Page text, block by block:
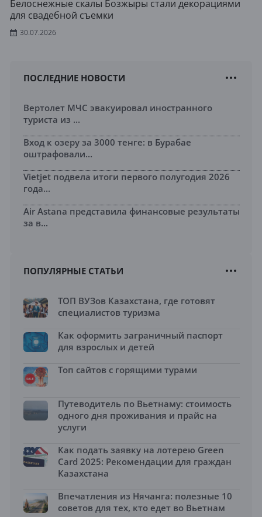
Белоснежные скалы Бозжыры стали декорациями
для свадебной съемки
30.07.2026
ПОСЛЕДНИЕ НОВОСТИ
Вертолет МЧС эвакуировал иностранного
туриста из ...
Вход к озеру за 3000 тенге: в Бурабае
оштрафовали...
Vietjet подвела итоги первого полугодия 2026
года...
Air Astana представила финансовые результаты
за в...
ПОПУЛЯРНЫЕ СТАТЬИ
ТОП ВУЗов Казахстана, где готовят
специалистов туризма
Как оформить заграничный паспорт
для взрослых и детей
Топ сайтов с горящими турами
Путеводитель по Вьетнаму: стоимость
одного дня проживания и прайс на
услуги
Как подать заявку на лотерею Green
Card 2025: Рекомендации для граждан
Казахстана
Впечатления из Нячанга: полезные 10
советов для тех, кто едет во Вьетнам